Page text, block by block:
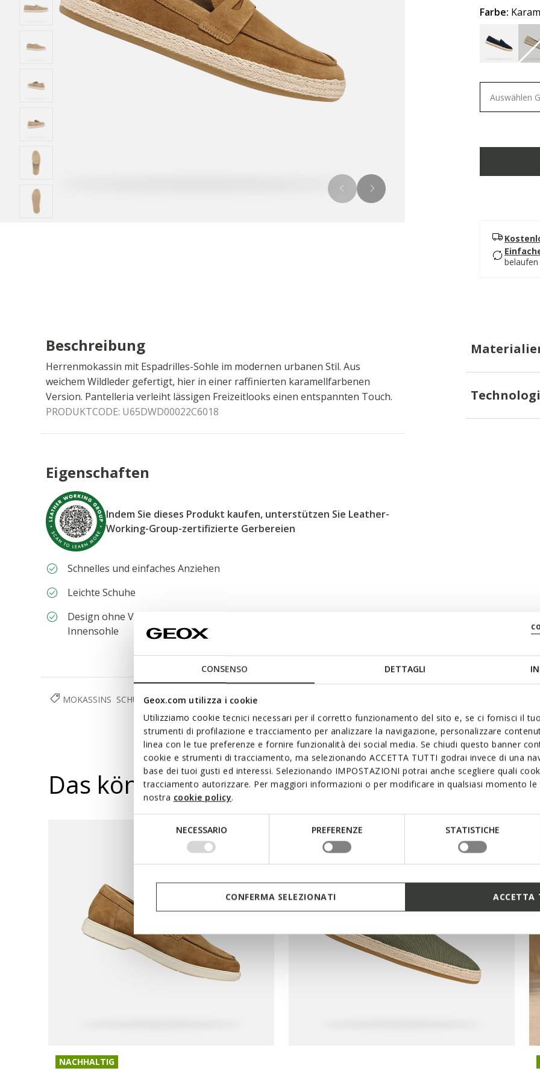
CONSENSO DETTAGLI
Geox.com utilizza i cookie
Utilizziamo cookie tecnici necessari per il corretto funzionamento del sito e, se ci fornisci il
strumenti di profilazione e tracciamento per analizzare la navigazione, personalizzare
linea con le tue preferenze e fornire funzionalità dei social media. Se chiudi questo banner
cookie e strumenti di tracciamento, ma selezionando ACCETTA TUTTI godrai invece di una
base dei tuoi gusti ed interessi. Selezionando IMPOSTAZIONI potrai anche scegliere quali
tracciamento autorizzare. Per maggiori informazioni o per modificare in qualsiasi momento
nostra cookie policy.
NECESSARIO PREFERENZE STATISTICHE
CONFERMA SELEZIONATI ACCETTA
Farbe:
Auswählen
Beschreibung
Herrenmokassin mit Espadrilles-Sohle im modernen urbanen Stil. Aus
weichem Wildleder gefertigt, hier in einer raffinierten karamellfarbenen
Version. Pantelleria verleiht lässigen Freizeitlooks einen entspannten Touch.
PRODUKTCODE: U65DWD00022C6018
Eigenschaften
Indem Sie dieses Produkt kaufen, unterstützen Sie Leather-
Working-Group-zertifizierte Gerbereien
Schnelles und einfaches Anziehen
Leichte Schuhe
Design ohne Verschluss, für schnelleres Anziehen; Herausnehmbare
Innensohle
MOKASSINS SCHUHE HERREN
Das könnte Ihnen auch gefallen:
NACHHALTIG